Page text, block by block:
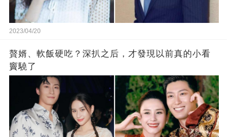
2023/04/20
贅婿、軟飯硬吃？深扒之后，才發現以前真的小看
竇驍了